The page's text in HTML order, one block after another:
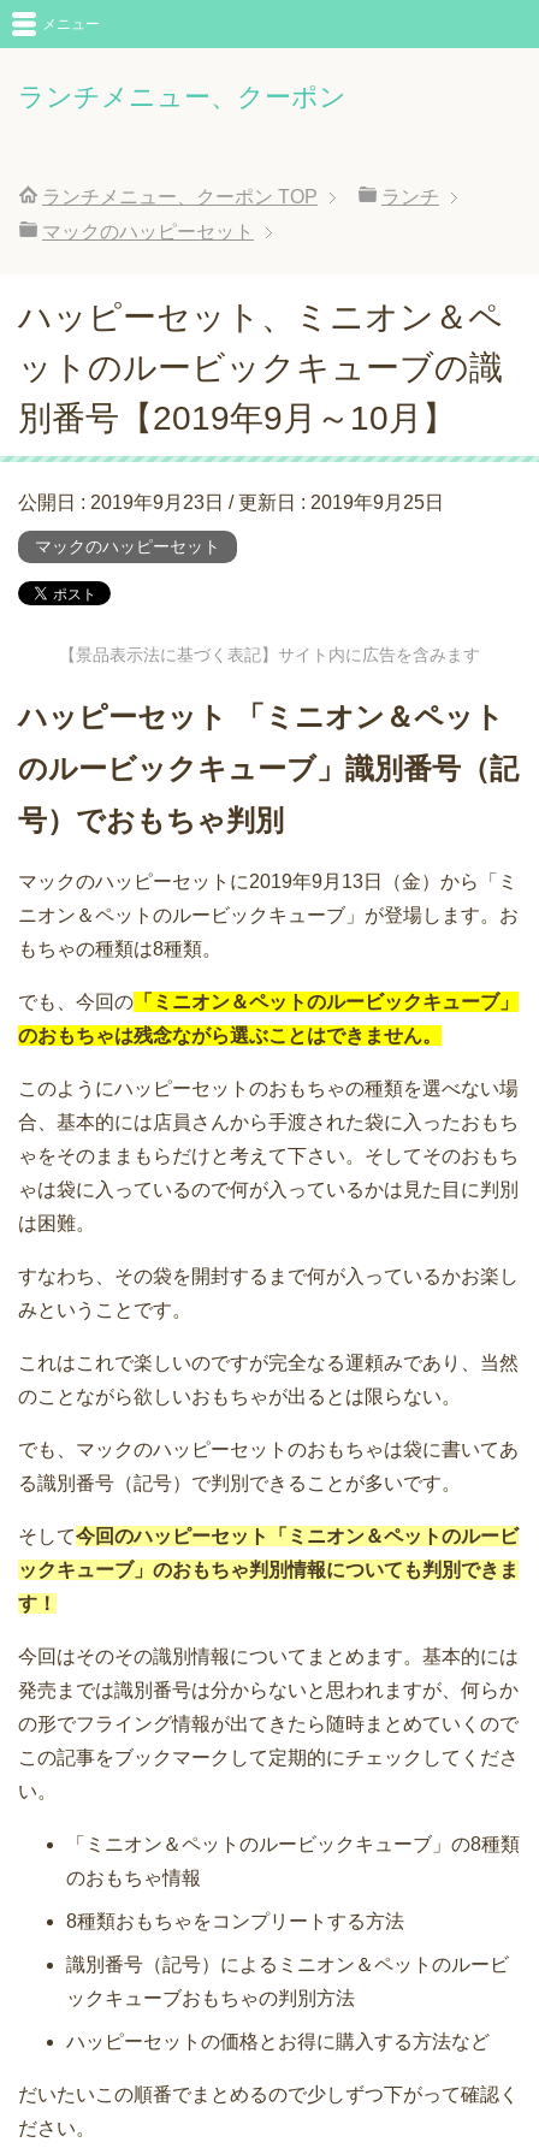
ランチメニュー、クーポン
メニュー
ランチメニュー、クーポン TOP
ランチ
マックのハッピーセット
ハッピーセット、ミニオン＆ペ
ットのルービックキューブの識
別番号【2019年9月～10月】
公開日 : 2019年9月23日 / 更新日 : 2019年9月25日
マックのハッピーセット
【景品表示法に基づく表記】サイト内に広告を含みます
ハッピーセット 「ミニオン＆ペット
のルービックキューブ」識別番号（記
号）でおもちゃ判別
マックのハッピーセットに2019年9月13日（金）から「ミ
ニオン＆ペットのルービックキューブ」が登場します。お
もちゃの種類は8種類。
でも、今回の 「ミニオン＆ペットのルービックキューブ」
のおもちゃは残念ながら選ぶことはできません。
このようにハッピーセットのおもちゃの種類を選べない場
合、基本的には店員さんから手渡された袋に入ったおもち
ゃをそのままもらだけと考えて下さい。そしてそのおもち
ゃは袋に入っているので何が入っているかは見た目に判別
は困難。
すなわち、その袋を開封するまで何が入っているかお楽し
みということです。
これはこれで楽しいのですが完全なる運頼みであり、当然
のことながら欲しいおもちゃが出るとは限らない。
でも、マックのハッピーセットのおもちゃは袋に書いてあ
る識別番号（記号）で判別できることが多いです。
そして今回のハッピーセット「ミニオン＆ペットのルービ
ックキューブ」のおもちゃ判別情報についても判別できま
す！
今回はそのその識別情報についてまとめます。基本的には
発売までは識別番号は分からないと思われますが、何らか
の形でフライング情報が出てきたら随時まとめていくので
この記事をブックマークして定期的にチェックしてくださ
い。
「ミニオン＆ペットのルービックキューブ」の8種類
のおもちゃ情報
8種類おもちゃをコンプリートする方法
識別番号（記号）によるミニオン＆ペットのルービ
ックキューブおもちゃの判別方法
ハッピーセットの価格とお得に購入する方法など
だいたいこの順番でまとめるので少しずつ下がって確認く
ださい。